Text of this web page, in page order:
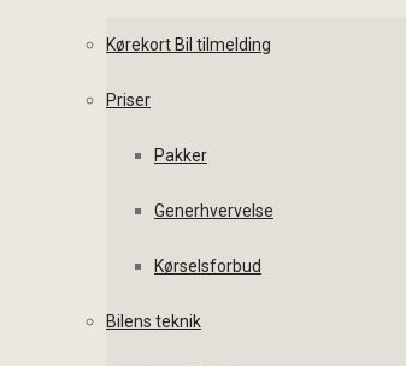
Kørekort Bil tilmelding
Priser
Pakker
Generhvervelse
Kørselsforbud
Bilens teknik